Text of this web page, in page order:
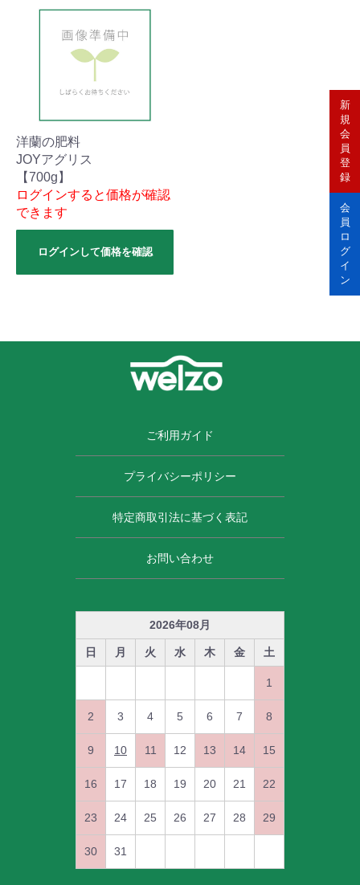
洋蘭の肥料
JOYアグリス
【700g】
ログインすると価格が確認
できます
ログインして価格を確認
ご利用ガイド
プライバシーポリシー
特定商取引法に基づく表記
お問い合わせ
2026年08月
日 月 火 水 木 金 土
1
2 3 4 5 6 7 8
9 10 11 12 13 14 15
16 17 18 19 20 21 22
23 24 25 26 27 28 29
30 31
新
規
会
員
登
録
会
員
ロ
グ
イ
ン